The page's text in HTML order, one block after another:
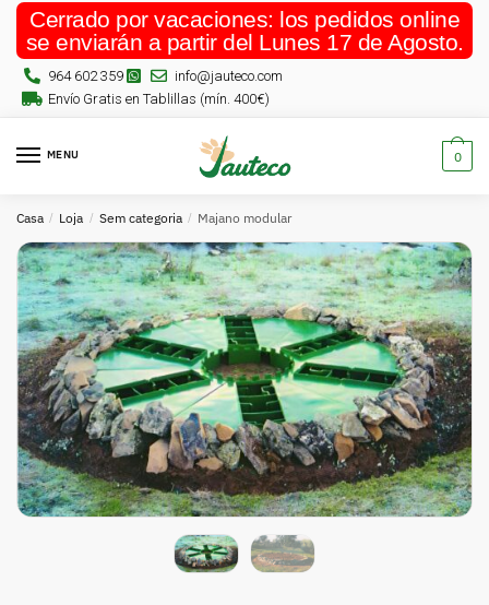
Cerrado por vacaciones: los pedidos online
se enviarán a partir del Lunes 17 de Agosto.
964 602 359
info@jauteco.com
Envío Gratis en Tablillas (mín. 400€)
MENU 0
Casa / Loja / Sem categoria / Majano modular